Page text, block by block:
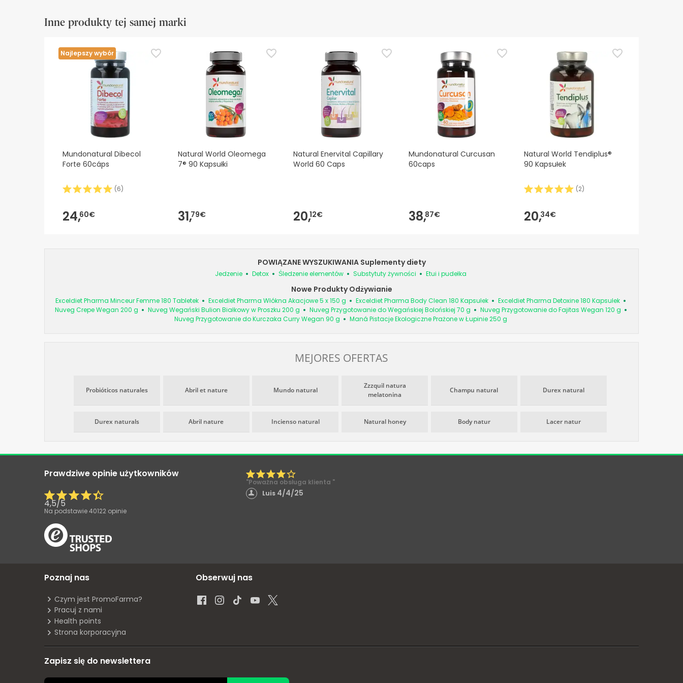
Inne produkty tej samej marki
Najlepszy wybór
Mundonatural Dibecol
Forte 60cáps
(6)
24,60€
Natural World Oleomega
7® 90 Kapsułki
31,79€
Natural Enervital Capillary
World 60 Caps
20,12€
Mundonatural Curcusan
60caps
38,87€
Natural World Tendiplus®
90 Kapsułek
(2)
20,34€
POWIĄZANE WYSZUKIWANIA Suplementy diety
Jedzenie Detox Śledzenie elementów Substytuty żywności Etui i pudełka
Nowe Produkty Odżywianie
Exceldiet Pharma Minceur Femme 180 Tabletek Exceldiet Pharma Włókna Akacjowe 5 x 150 g Exceldiet Pharma Body Clean 180 Kapsułek
Exceldiet Pharma Detoxine 180 Kapsułek
Nuveg Crepe Wegan 200 g
Nuveg Wegański Bulion Białkowy w Proszku 200 g Nuveg Przygotowanie do Wegańskiej Bolońskiej 70 g
Nuveg Przygotowanie do Fajitas Wegan 120 g
Nuveg Przygotowanie do Kurczaka Curry Wegan 90 g
Maná Pistacje Ekologiczne Prażone w Łupinie 250 g
MEJORES OFERTAS
Probióticos naturales Abril et nature Mundo natural
Zzzquil natura
melatonina
Champu natural Durex natural
Durex naturals Abril nature Incienso natural Natural honey Body natur Lacer natur
Prawdziwe opinie użytkowników
4,5/5
Na podstawie40122 opinie
"Poważna obsługa klienta "
Luis 4/4/25
Poznaj nas
Czym jest PromoFarma?
Pracuj z nami
Health points
Strona korporacyjna
Obserwuj nas
Zapisz się do newslettera